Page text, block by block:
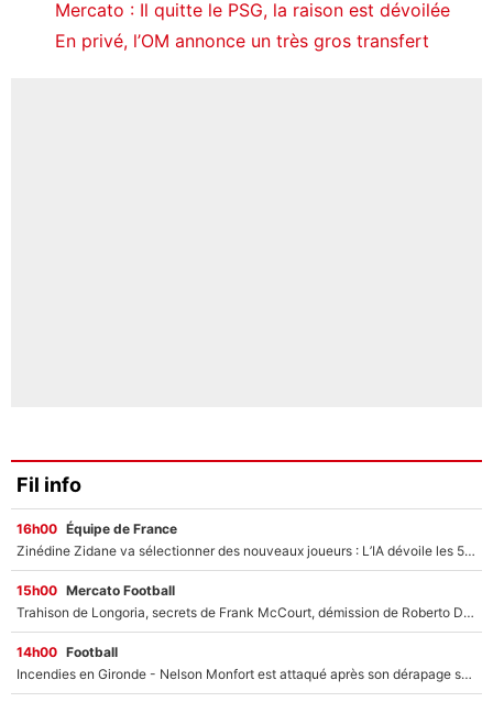
Mercato : Il quitte le PSG, la raison est dévoilée
En privé, l’OM annonce un très gros transfert
Fil info
16h00 Équipe de France
Zinédine Zidane va sélectionner des nouveaux joueurs : L’IA dévoile les 5 cracks qui pourraient rapidement le rejoindre en équipe de France !
15h00 Mercato Football
Trahison de Longoria, secrets de Frank McCourt, démission de Roberto De Zerbi : Medhi Benatia se lâche sur son départ de l'OM et fait d'importantes révélations
14h00 Football
Incendies en Gironde - Nelson Monfort est attaqué après son dérapage sur CNews : «Et lui, il prend combien pour parler dans un studio climatisé?»